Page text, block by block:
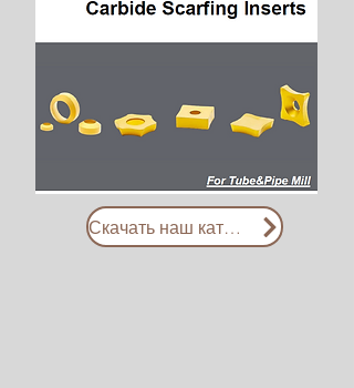
Скачать наш каталог